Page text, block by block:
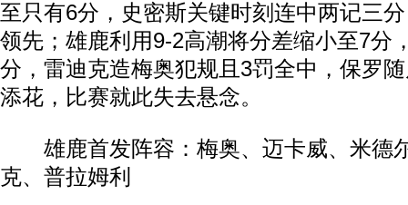
至只有6分，史密斯关键时刻连中两记三
领先；雄鹿利用9-2高潮将分差缩小至7分
分，雷迪克造梅奥犯规且3罚全中，保罗
添花，比赛就此失去悬念。
雄鹿首发阵容：梅奥、迈卡威、米德
克、普拉姆利